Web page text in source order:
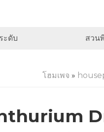
ะดับ สวน
โฮมเพจ »